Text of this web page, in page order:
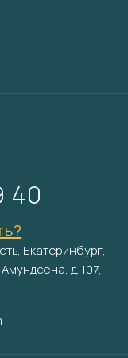
40
Екатеринбург,
д. 107,